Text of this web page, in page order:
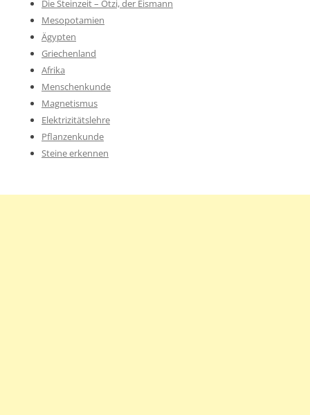
Die Steinzeit – Ötzi, der Eismann
Mesopotamien
Ägypten
Griechenland
Afrika
Menschenkunde
Magnetismus
Elektrizitätslehre
Pflanzenkunde
Steine erkennen